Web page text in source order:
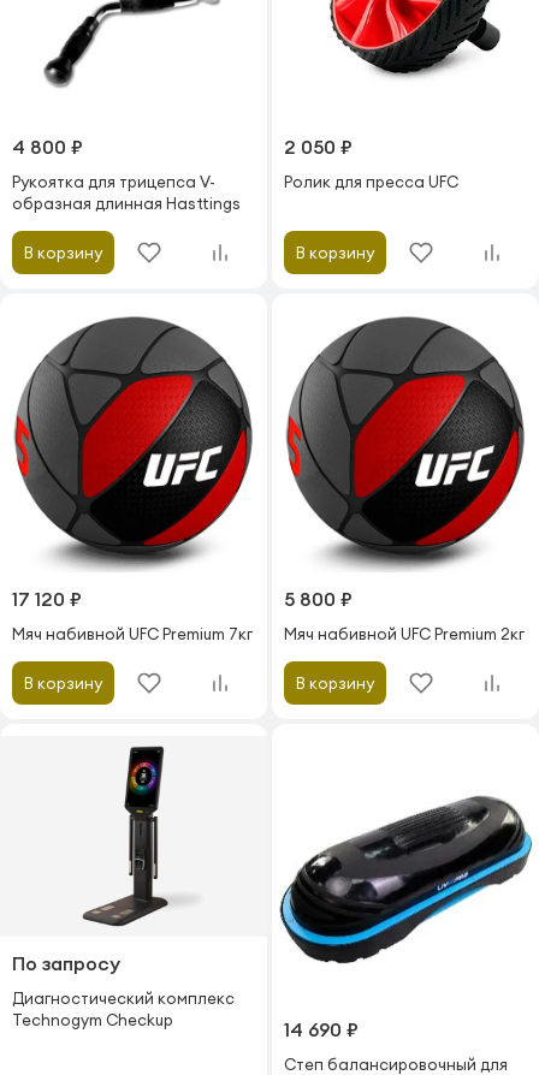
4 800 ₽
Рукоятка для трицепса V-
образная длинная Hasttings
В корзину
2 050 ₽
Ролик для пресса UFC
В корзину
17 120 ₽
Мяч набивной UFC Premium 7кг
В корзину
5 800 ₽
Мяч набивной UFC Premium 2кг
В корзину
По запросу
Диагностический комплекс
Technogym Checkup
14 690 ₽
Степ балансировочный для